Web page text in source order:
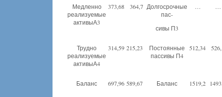
Медленно
реализуемые
активыА3
373,68 364,7 Долгосрочные
пас-
сивы П3
… …
Трудно
реализуемые
активыА4
314,59 215,23
Постоянные
пассивы П4
512,34
Баланс 697,96 589,67 Баланс 1519,2